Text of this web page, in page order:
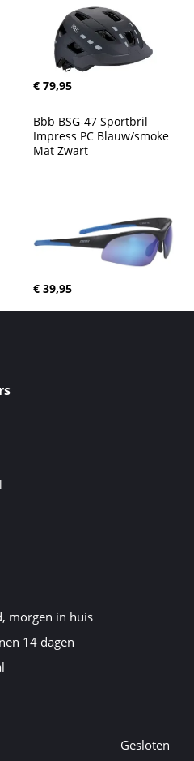
€ 79,95
Bbb BSG-47 Sportbril
Impress PC Blauw/smoke
Mat Zwart
€ 39,95
morgen in huis
14 dagen
Gesloten